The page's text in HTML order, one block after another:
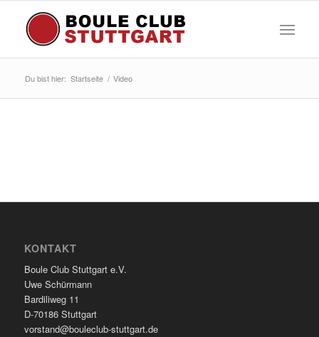
Du bist hier: Startseite / Video
KONTAKT
Boule Club Stuttgart e.V.
Uwe Schürmann
Bardiliweg 11
D-70186 Stuttgart
vorstand@bouleclub-stuttgart.de